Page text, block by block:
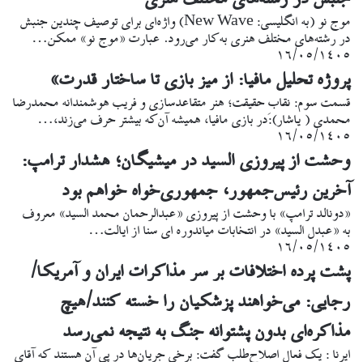
موج نو (به انگلیسی: New Wave) واژه‌ای برای توصیف چندین جنبش
در رشته‌های مختلف هنری به‌کار می‌رود. عبارت «موج نو» ممکن…
۱۶/۰۵/۱۴۰۵
پروژه تحلیل مافیا: از میز بازی تا ساختار قدرت»
قسمت سوم: نقابِ حقیقت؛ هنر متقاعدسازی و فریب هوشمندانه محمدرضا
محمدی ( یاشار):در بازی مافیا، همیشه آن‌که بیشتر حرف می‌زند،…
۱۶/۰۵/۱۴۰۵
وحشت از پیروزی السید در میشیگان؛ هشدار ترامپ:
آخرین رئیس‌جمهور، جمهوری‌خواه خواهم بود
«دونالد ترامپ» با وحشت از پیروزی «عبدالرحمان محمد السید» معروف
به «عبدل السید» در انتخابات میاندوره ای سنا از ایالت…
۱۶/۰۵/۱۴۰۵
پشت پرده اختلافات بر سر مذاکرات ایران و آمریکا/
رجایی: می‌خواهند پزشکیان را خسته کنند/هیچ
مذاکره‌ای بدون پشتوانه جنگ به نتیجه نمی‌رسد
ایرنا : یک فعال اصلاح‌طلب گفت: برخی جریان‌ها در پی آن هستند که آقای